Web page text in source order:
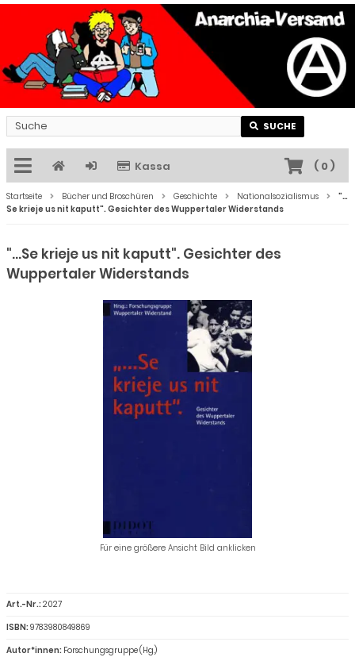
SUCHE
Kassa ( 0)
Startseite Bücher und Broschüren Geschichte Nationalsozialismus
"…
Se krieje us nit kaputt". Gesichter des Wuppertaler Widerstands
"…Se krieje us nit kaputt". Gesichter des
Wuppertaler Widerstands
Für eine größere Ansicht Bild anklicken
Art.-Nr.:2027
ISBN:9783980849869
Autor*innen: Forschungsgruppe (Hg.)